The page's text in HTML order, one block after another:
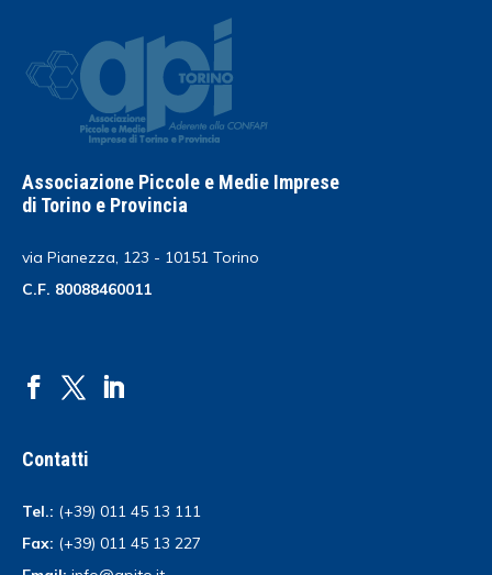
Associazione Piccole e Medie Imprese
di Torino e Provincia
via Pianezza, 123 - 10151 Torino
C.F. 80088460011
Contatti
Tel.: (+39) 011 45 13 111
Fax: (+39) 011 45 13 227